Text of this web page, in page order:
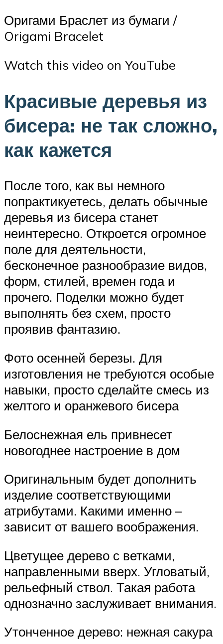
Оригами Браслет из бумаги /
Origami Bracelet
Watch this video on YouTube
Красивые деревья из
бисера: не так сложно,
как кажется
После того, как вы немного
попрактикуетесь, делать обычные
деревья из бисера станет
неинтересно. Откроется огромное
поле для деятельности,
бесконечное разнообразие видов,
форм, стилей, времен года и
прочего. Поделки можно будет
выполнять без схем, просто
проявив фантазию.
Фото осенней березы. Для
изготовления не требуются особые
навыки, просто сделайте смесь из
желтого и оранжевого бисера
Белоснежная ель привнесет
новогоднее настроение в дом
Оригинальным будет дополнить
изделие соответствующими
атрибутами. Какими именно –
зависит от вашего воображения.
Цветущее дерево с ветками,
направленными вверх. Угловатый,
рельефный ствол. Такая работа
однозначно заслуживает внимания.
Утонченное дерево: нежная сакура